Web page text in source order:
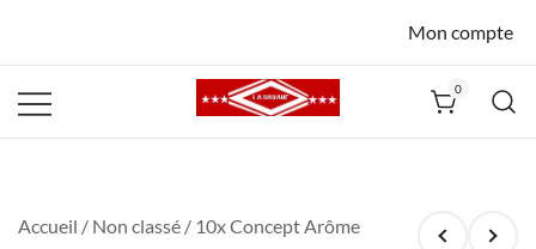
Mon compte
0
Accueil / Non classé / 10x Concept Arôme